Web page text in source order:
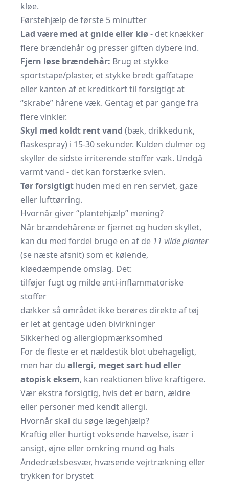
kløe.
Førstehjælp de første 5 minutter
Lad være med at gnide eller klø- det knækker
flere brændehår og presser giften dybere ind.
Fjern løse brændehår: Brug et stykke
sportstape/plaster, et stykke bredt gaffatape
eller kanten af et kreditkort til forsigtigt at
“skrabe” hårene væk. Gentag et par gange fra
flere vinkler.
Skyl med koldt rent vand (bæk, drikkedunk,
flaskespray) i 15-30 sekunder. Kulden dulmer og
skyller de sidste irriterende stoffer væk. Undgå
varmt vand - det kan forstærke svien.
Tør forsigtigt huden med en ren serviet, gaze
eller lufttørring.
Hvornår giver “plantehjælp” mening?
Når brændehårene er fjernet og huden skyllet,
kan du med fordel bruge en af de 11 vilde planter
(se næste afsnit) som et kølende,
kløedæmpende omslag. Det:
tilføjer fugt og milde anti-inflammatoriske
stoffer
dækker så området ikke berøres direkte af tøj
er let at gentage uden bivirkninger
Sikkerhed og allergiopmærksomhed
For de fleste er et nældestik blot ubehageligt,
men har du allergi, meget sart hud eller
atopisk eksem, kan reaktionen blive kraftigere.
Vær ekstra forsigtig, hvis det er børn, ældre
eller personer med kendt allergi.
Hvornår skal du søge lægehjælp?
Kraftig eller hurtigt voksende hævelse, især i
ansigt, øjne eller omkring mund og hals
Åndedrætsbesvær, hvæsende vejrtrækning eller
trykken for brystet